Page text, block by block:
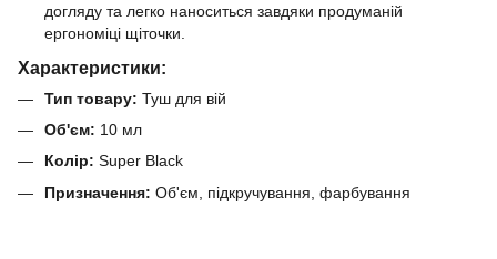
догляду та легко наноситься завдяки продуманій
ергономіці щіточки.
Характеристики:
Тип товару: Туш для вій
Об'єм: 10 мл
Колір: Super Black
Призначення: Об'єм, підкручування, фарбування